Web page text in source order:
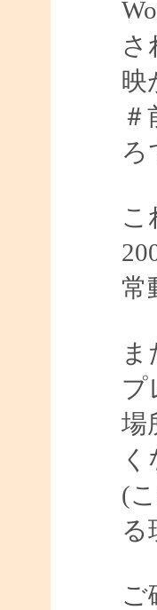
さ
映
ろ
こ
常
プ
場
(
る
ご